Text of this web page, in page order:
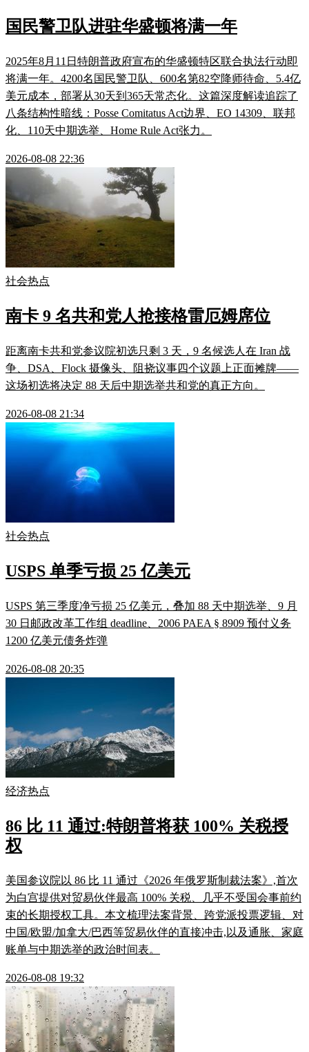
国民警卫队进驻华盛顿将满一年
2025年8月11日特朗普政府宣布的华盛顿特区联合执法行动即
将满一年。4200名国民警卫队、600名第82空降师待命、5.4亿
美元成本，部署从30天到365天常态化。这篇深度解读追踪了
八条结构性暗线：Posse Comitatus Act边界、EO 14309、联邦
化、110天中期选举、Home Rule Act张力。
2026-08-08 22:36
社会热点
南卡 9 名共和党人抢接格雷厄姆席位
距离南卡共和党参议院初选只剩 3 天，9 名候选人在 Iran 战
争、DSA、Flock 摄像头、阻挠议事四个议题上正面摊牌——
这场初选将决定 88 天后中期选举共和党的真正方向。
2026-08-08 21:34
社会热点
USPS 单季亏损 25 亿美元
USPS 第三季度净亏损 25 亿美元，叠加 88 天中期选举、9 月
30 日邮政改革工作组 deadline、2006 PAEA § 8909 预付义务
1200 亿美元债务炸弹
2026-08-08 20:35
经济热点
86 比 11 通过:特朗普将获 100% 关税授
权
美国参议院以 86 比 11 通过《2026 年俄罗斯制裁法案》,首次
为白宫提供对贸易伙伴最高 100% 关税、几乎不受国会事前约
束的长期授权工具。本文梳理法案背景、跨党派投票逻辑、对
中国/欧盟/加拿大/巴西等贸易伙伴的直接冲击,以及通胀、家庭
账单与中期选举的政治时间表。
2026-08-08 19:32